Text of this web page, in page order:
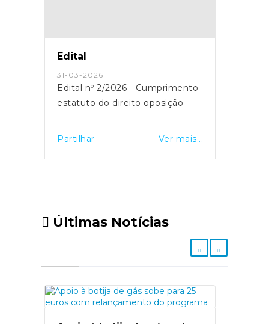
Edital
31-03-2026
Edital nº 2/2026 - Cumprimento
estatuto do direito oposição
Partilhar Ver mais...
Últimas Notícias